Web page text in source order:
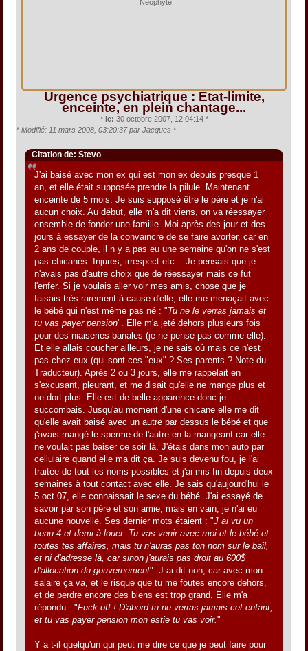
Néophyte
Urgence psychiatrique : Etat-limite,
enceinte, en plein chantage...
* le: 30 octobre 2007, 12:04:14 *
* Modifié: 11 mars 2008, 03:20:37 par Jacques *
Citation de: Stevo
J'ai baisé avec mon ex qui est mon ex depuis presque 1
an, et elle était supposée prendre la pilule. Maintenant
enceinte de 5 mois. Je suis supposé être le père et je n'ai
aucun choix. Au début, elle m'a dit viens, on va réessayer
ensemble de fonder une famille. Moi après des jour et des
jours à essayer de la convaincre de se faire avorter, car en
2 ans de couple, il n y a pas eu une semaine qu'on ne s'est
pas chicanés. Injures, irrespect etc... Je pensais que je
n'avais pas d'autre choix que de réessayer mais ce fut
l'enfer. Si je voulais aller voir mes amis, chose que je
faisais très rarement à cause d'elle, elle me menaçait avec
le bébé qui n'est même pas né : "Tu ne le verras jamais et
tu vas payer pension". Elle m'a jeté dehors plusieurs fois
pour des niaiseries banales (je ne pense pas comme elle).
Et elle allais coucher ailleurs, je ne sais où mais ce n'est
pas chez eux (qui sont ces "eux" ? Ses parents ? Note du
Traducteur). Après 2 ou 3 jours, elle me rappelait en
s'excusant, pleurant, et me disait qu'elle ne mange plus et
ne dort plus. Elle est de belle apparence donc je
succombais. Jusqu'au moment d'une chicane elle me dit
qu'elle avait baisé avec un autre par dessus le bébé et que
j'avais mangé le sperme de l'autre en la mangeant car elle
ne voulait pas baiser ce soir là. J'étais dans mon auto par
cellulaire quand elle ma dit ça. Je suis devenu fou, je l'ai
traitée de tout les noms possibles et j'ai mis fin depuis deux
semaines à tout contact avec elle. Je sais qu'aujourd'hui le
5 oct 07, elle connaissait le sexe du bébé. J'ai essayé de
savoir par son père et son amie, mais en vain, je n'ai eu
aucune nouvelle. Ses dernier mots étaient : "J ai vu un
beau 4 et demi à louer. Tu vas venir avec moi et le bébé et
toutes tes affaires, mais tu n'auras pas ton nom sur le bail,
et ni d'adresse là, car sinon j'aurais pas droit au 600$
d'allocation du gouvernement". J ai dit non, car avec mon
salaire ça va, et le risque que tu me foutes encore dehors,
et de perdre encore des biens est trop grand. Elle m'a
répondu : "Fuck off ! D'abord tu ne verras jamais cet enfant,
et tu vas payer pension mon estie tu vas voir."
Y a t-il quelqu'un qui peut me dire ce que je peut faire pour